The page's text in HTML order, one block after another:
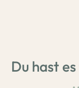
Du hast